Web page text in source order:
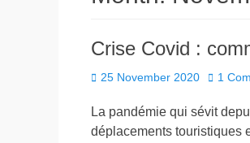
Crise Covid :
Posted
25 November 2020 1
La pandémie qui sévit
déplacements touristiques